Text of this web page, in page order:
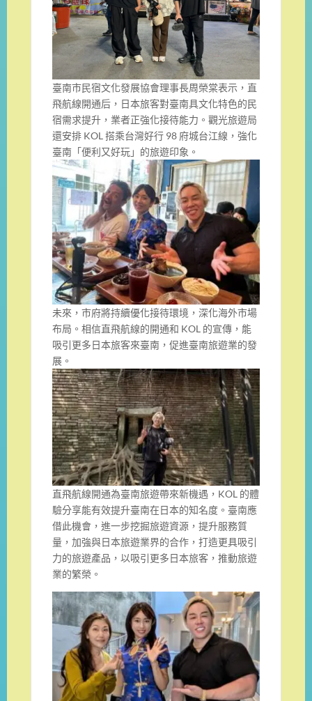
臺南市民宿文化發展協會理事長周榮棠表示，直
飛航線開通后，日本旅客對臺南具文化特色的民
宿需求提升，業者正強化接待能力。觀光旅遊局
還安排 KOL 搭乘台灣好行 98 府城台江線，強化
臺南「便利又好玩」的旅遊印象。
未來，市府將持續優化接待環境，深化海外市場
布局。相信直飛航線的開通和 KOL 的宣傳，能
吸引更多日本旅客來臺南，促進臺南旅遊業的發
展。
直飛航線開通為臺南旅遊帶來新機遇，KOL 的體
驗分享能有效提升臺南在日本的知名度。臺南應
借此機會，進一步挖掘旅遊資源，提升服務質
量，加強與日本旅遊業界的合作，打造更具吸引
力的旅遊產品，以吸引更多日本旅客，推動旅遊
業的繁榮。